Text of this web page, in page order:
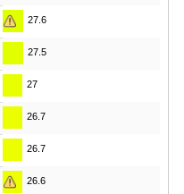
27.6
27.5
27
26.7
26.7
26.6